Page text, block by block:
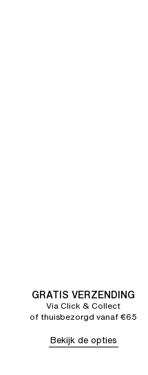
GRATIS VERZENDING
Via Click & Collect
of thuisbezorgd vanaf €65
Bekijk de opties